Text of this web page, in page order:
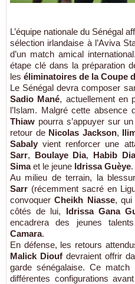
L’équipe nationale du Sénégal
sélection irlandaise à l’Aviva
d’un match amical
étape clé dans la préparation
les éliminatoires de la Coupe
Le Sénégal devra composer
Sadio Mané, actuellement en
l’Islam. Malgré cette absence
Thiaw pourra s’appuyer sur
retour de Nicolas Jackson,
Sabaly vient renforcer une
Sarr, Boulaye Dia, Habib
Simaet le jeune Idrissa Guèye.
Au milieu de terrain, la
Sarr (récemment sacré en
convoquerCheikh Niasse, qui
côtés de lui, Idrissa Gana
encadrera des jeunes
Camara.
En défense, les retours
Malick Diouf devraient offrir
garde sénégalaise. Ce
différentes configurations